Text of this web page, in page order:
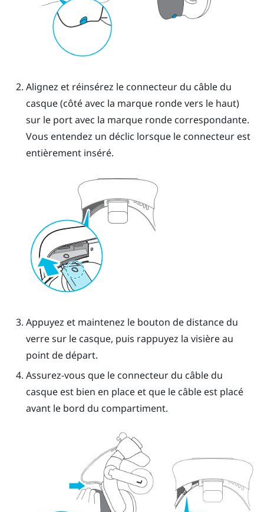
Alignez et réinsérez le connecteur du câble du
casque (côté avec la marque ronde vers le haut)
sur le port avec la marque ronde correspondante.
Vous entendez un déclic lorsque le connecteur est
entièrement inséré.
Appuyez et maintenez le bouton de distance du
verre sur le casque, puis rappuyez la visière au
point de départ.
Assurez-vous que le connecteur du câble du
casque est bien en place et que le câble est placé
avant le bord du compartiment.